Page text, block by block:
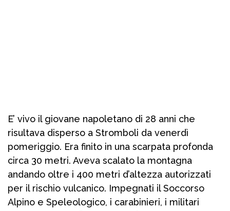
E’ vivo il giovane napoletano di 28 anni che
risultava disperso a Stromboli da venerdì
pomeriggio. Era finito in una scarpata profonda
circa 30 metri. Aveva scalato la montagna
andando oltre i 400 metri d’altezza autorizzati
per il rischio vulcanico. Impegnati il Soccorso
Alpino e Speleologico, i carabinieri, i militari